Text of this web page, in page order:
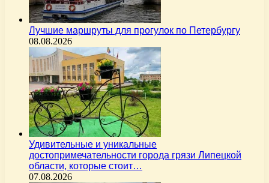
Лучшие маршруты для прогулок по Петербургу
08.08.2026
Удивительные и уникальные
достопримечательности города грязи Липецкой
области, которые стоит…
07.08.2026